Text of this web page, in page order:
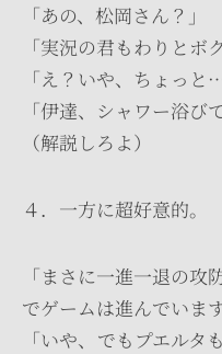
「あの、松岡さん？」
「実況の君もわりとボ
「え？いや、ちょっと…
「伊達、シャワー浴び
（解説しろよ）
４．一方に超好意的。
「まさに一進一退の
でゲームは進んでいます
「いや、でもプエル